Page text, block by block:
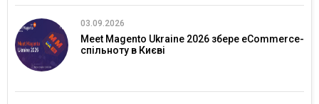
03.09.2026
Meet Magento Ukraine 2026 збере eCommerce-
спільноту в Києві